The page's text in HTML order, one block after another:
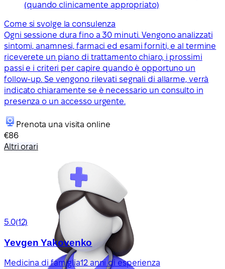
(quando clinicamente appropriato)
Come si svolge la consulenza
Ogni sessione dura fino a 30 minuti. Vengono analizzati
sintomi, anamnesi, farmaci ed esami forniti, e al termine
riceverete un piano di trattamento chiaro, i prossimi
passi e i criteri per capire quando è opportuno un
follow-up. Se vengono rilevati segnali di allarme, verrà
indicato chiaramente se è necessario un consulto in
presenza o un accesso urgente.
Prenota una visita online
€86
Altri orari
5.0(12)
Yevgen Yakovenko
Medicina di famiglia12 anni di esperienza